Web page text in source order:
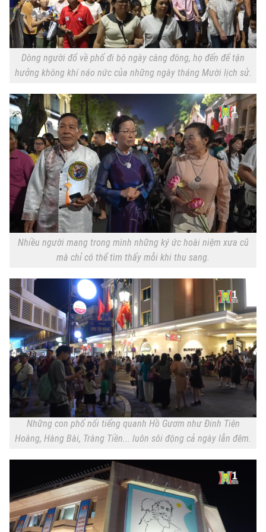
Dòng người đổ về phố đi bộ ngày càng đông, họ đến để tận
hưởng không khí náo nức của những ngày tháng Mười lịch sử.
Nhiều người mang trong mình những ký ức hoài niệm xưa cũ
mà chỉ có thể tìm thấy mỗi khi thu sang.
Những con phố nổi tiếng quanh Hồ Gươm như Đinh Tiên
Hoàng, Hàng Bài, Tràng Tiền... luôn sôi động cả ngày lẫn đêm.